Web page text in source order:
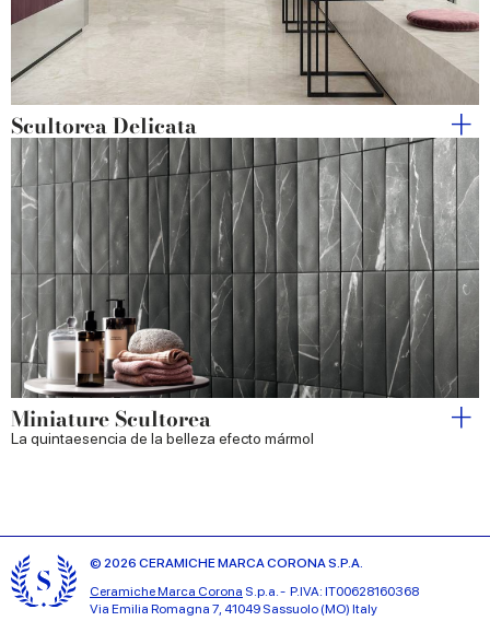
Scultorea Delicata
Miniature Scultorea
La quintaesencia de la belleza efecto mármol
© 2026 CERAMICHE MARCA CORONA S.P.A.
Ceramiche Marca Corona S.p.a. - P.IVA: IT00628160368
Via Emilia Romagna 7, 41049 Sassuolo (MO) Italy